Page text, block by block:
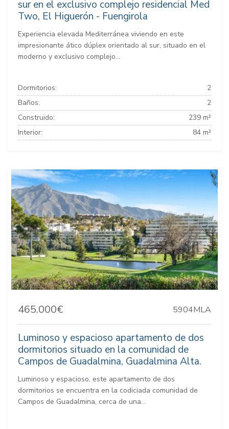
sur en el exclusivo complejo residencial Med
Two, El Higuerón - Fuengirola
Experiencia elevada Mediterránea viviendo en este
impresionante ático dúplex orientado al sur, situado en el
moderno y exclusivo complejo...
Dormitorios:
2
Baños:
2
Construido:
239 m²
Interior:
84 m²
465.000€ 5904MLA
Luminoso y espacioso apartamento de dos
dormitorios situado en la comunidad de
Campos de Guadalmina, Guadalmina Alta.
Luminoso y espacioso, este apartamento de dos
dormitorios se encuentra en la codiciada comunidad de
Campos de Guadalmina, cerca de una...